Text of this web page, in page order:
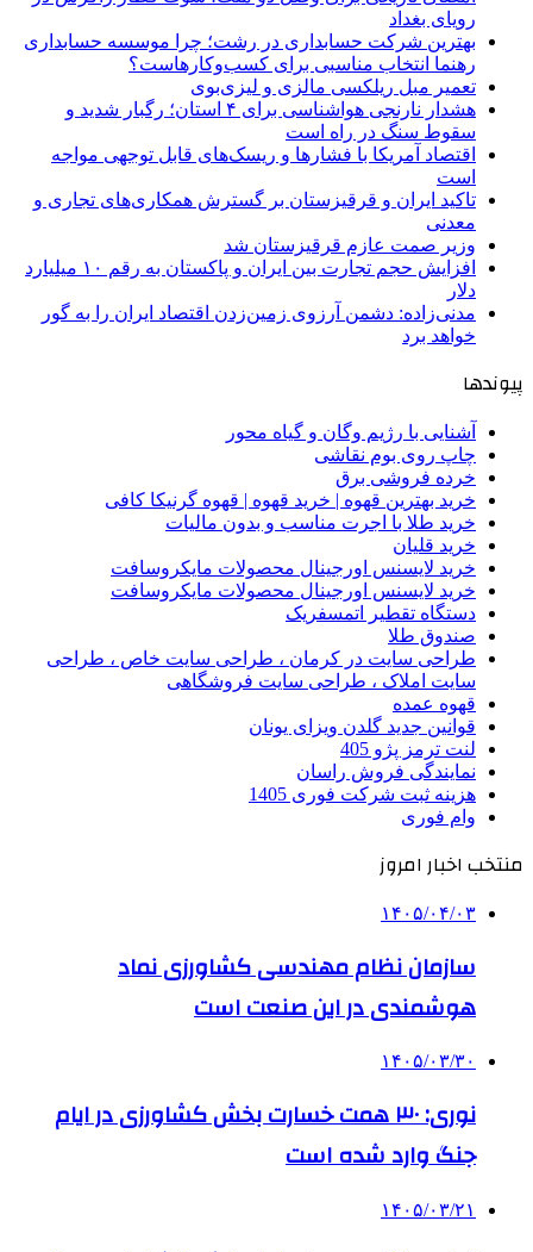
رویای بغداد
بهترین شرکت حسابداری در رشت؛ چرا موسسه حسابداری
رهنما انتخاب مناسبی برای کسب‌وکارهاست؟
تعمیر مبل ریلکسی مالزی و لیزی‌بوی
هشدار نارنجی هواشناسی برای ۴ استان؛ رگبار شدید و
سقوط سنگ در راه است
اقتصاد آمریکا با فشارها و ریسک‌های قابل توجهی مواجه
است
تاکید ایران و قرقیزستان بر گسترش همکاری‌های تجاری و
معدنی
وزیر صمت عازم قرقیزستان شد
افزایش حجم تجارت بین ایران و پاکستان به رقم ۱۰ میلیارد
دلار
مدنی‌زاده: دشمن آرزوی زمین‌زدن اقتصاد ایران را به گور
خواهد برد
پیوندها
آشنایی با رژیم وگان و گیاه محور
چاپ روی بوم نقاشی
خرده فروشی برق
خرید بهترین قهوه | خرید قهوه | قهوه گرنیکا کافی
خرید طلا با اجرت مناسب و بدون مالیات
خرید قلیان
خرید لایسنس اورجینال محصولات مایکروسافت
خرید لایسنس اورجینال محصولات مایکروسافت
دستگاه تقطیر اتمسفریک
صندوق طلا
طراحی سایت در کرمان ، طراحی سایت خاص ، طراحی
سایت املاک ، طراحی سایت فروشگاهی
قهوه عمده
قوانین جدید گلدن ویزای یونان
لنت ترمز پژو 405
نمایندگی فروش راسان
هزینه ثبت شرکت فوری 1405
وام فوری
منتخب اخبار امروز
۱۴۰۵/۰۴/۰۳
سازمان نظام مهندسی کشاورزی نماد
هوشمندی در این صنعت است
۱۴۰۵/۰۳/۳۰
نوری: ۳۰ همت خسارت بخش کشاورزی در ایام
جنگ وارد شده است
۱۴۰۵/۰۳/۲۱